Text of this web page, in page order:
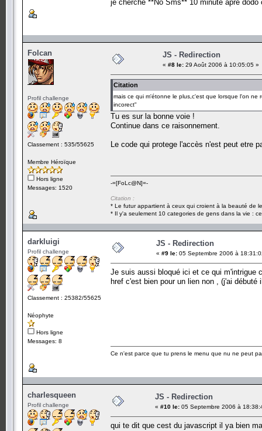
je cherche **No Sms** 10 minute apré
Folcan
Profil challenge
Classement : 535/55625
Membre Héroïque
Hors ligne
Messages: 1520
JS - Redirection
« #8 le: 29 Août 2006 à 10:05:05 »
Citation
mais ce qui m'étonne le plus,c'est que lorsque l'on
incorect"
Tu es sur la bonne voie !
Continue dans ce raisonnement.
Le code qui protege l'accès n'est peut etre
-=[FoLc@N]=-
Citation :
* Le futur appartient à ceux qui croient à la beauté de
* Il y'a seulement 10 categories de gens dans la vie :
darkluigi
Profil challenge
Classement : 25382/55625
Néophyte
Hors ligne
Messages: 8
JS - Redirection
« #9 le: 05 Septembre 2006 à
Je suis aussi bloqué ici et ce qui m'intrigue
href c'est bien pour un lien non , (j'ai débuté
Ce n'est parce que tu prens le menu que nu ne peut
charlesqueen
Profil challenge
JS - Redirection
« #10 le: 05 Septembre 2006 à
qui te dit que cest du javascript il ya bien